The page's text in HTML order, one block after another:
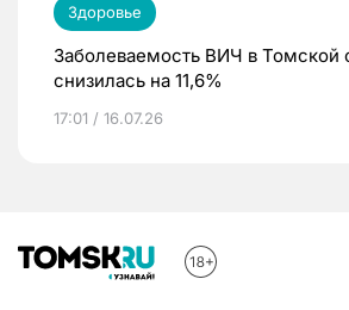
Здоровье
Заболеваемость ВИЧ в Томской
снизилась на 11,6%
17:01 / 16.07.26